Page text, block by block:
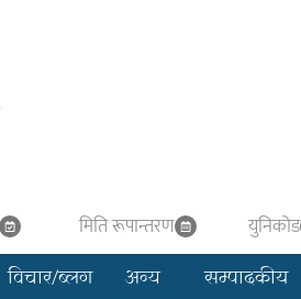
मिति रूपान्तरण युनिकाेड
विचार/ब्लग अन्य सम्पादकीय